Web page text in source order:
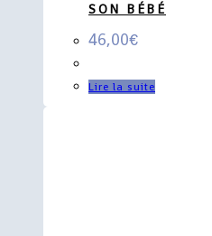
SON BÉBÉ
46,00€
Lire la suite